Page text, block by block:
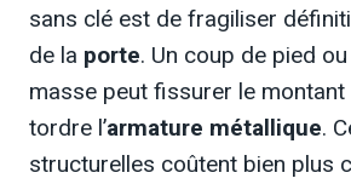
sans clé est de fragiliser
de la porte. Un coup de pied ou
masse peut fissurer le montant
tordre l’armature métallique.
structurelles coûtent bien plus